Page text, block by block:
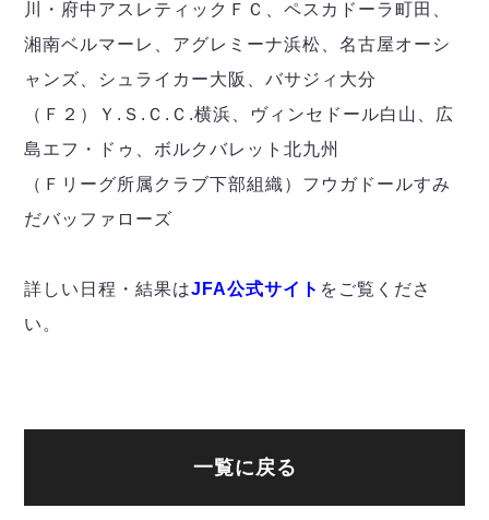
大会概要
アリーナ情報
チケット情報
過去の記録
アグレミーナ浜松
デウソン神戸
ミラクルスマイル新居浜
選手の通算記録（Ｆ１）
エスポラーダ北海道
バルドラール浦安
フウガドールすみだ
しながわシティ
ペスカドーラ町田
ボアルース長野
選手の通算記録（Ｆ２）
川・府中アスレティックＦＣ、ペスカドーラ町田、
湘南ベルマーレ、アグレミーナ浜松、名古屋オーシ
ャンズ、シュライカー大阪、バサジィ大分
（Ｆ２）Ｙ.Ｓ.Ｃ.Ｃ.横浜、ヴィンセドール白山、広
島エフ・ドゥ、ボルクバレット北九州
（Ｆリーグ所属クラブ下部組織）フウガドールすみ
だバッファローズ
詳しい日程・結果はJFA公式サイト をご覧くださ
い。
一覧に戻る